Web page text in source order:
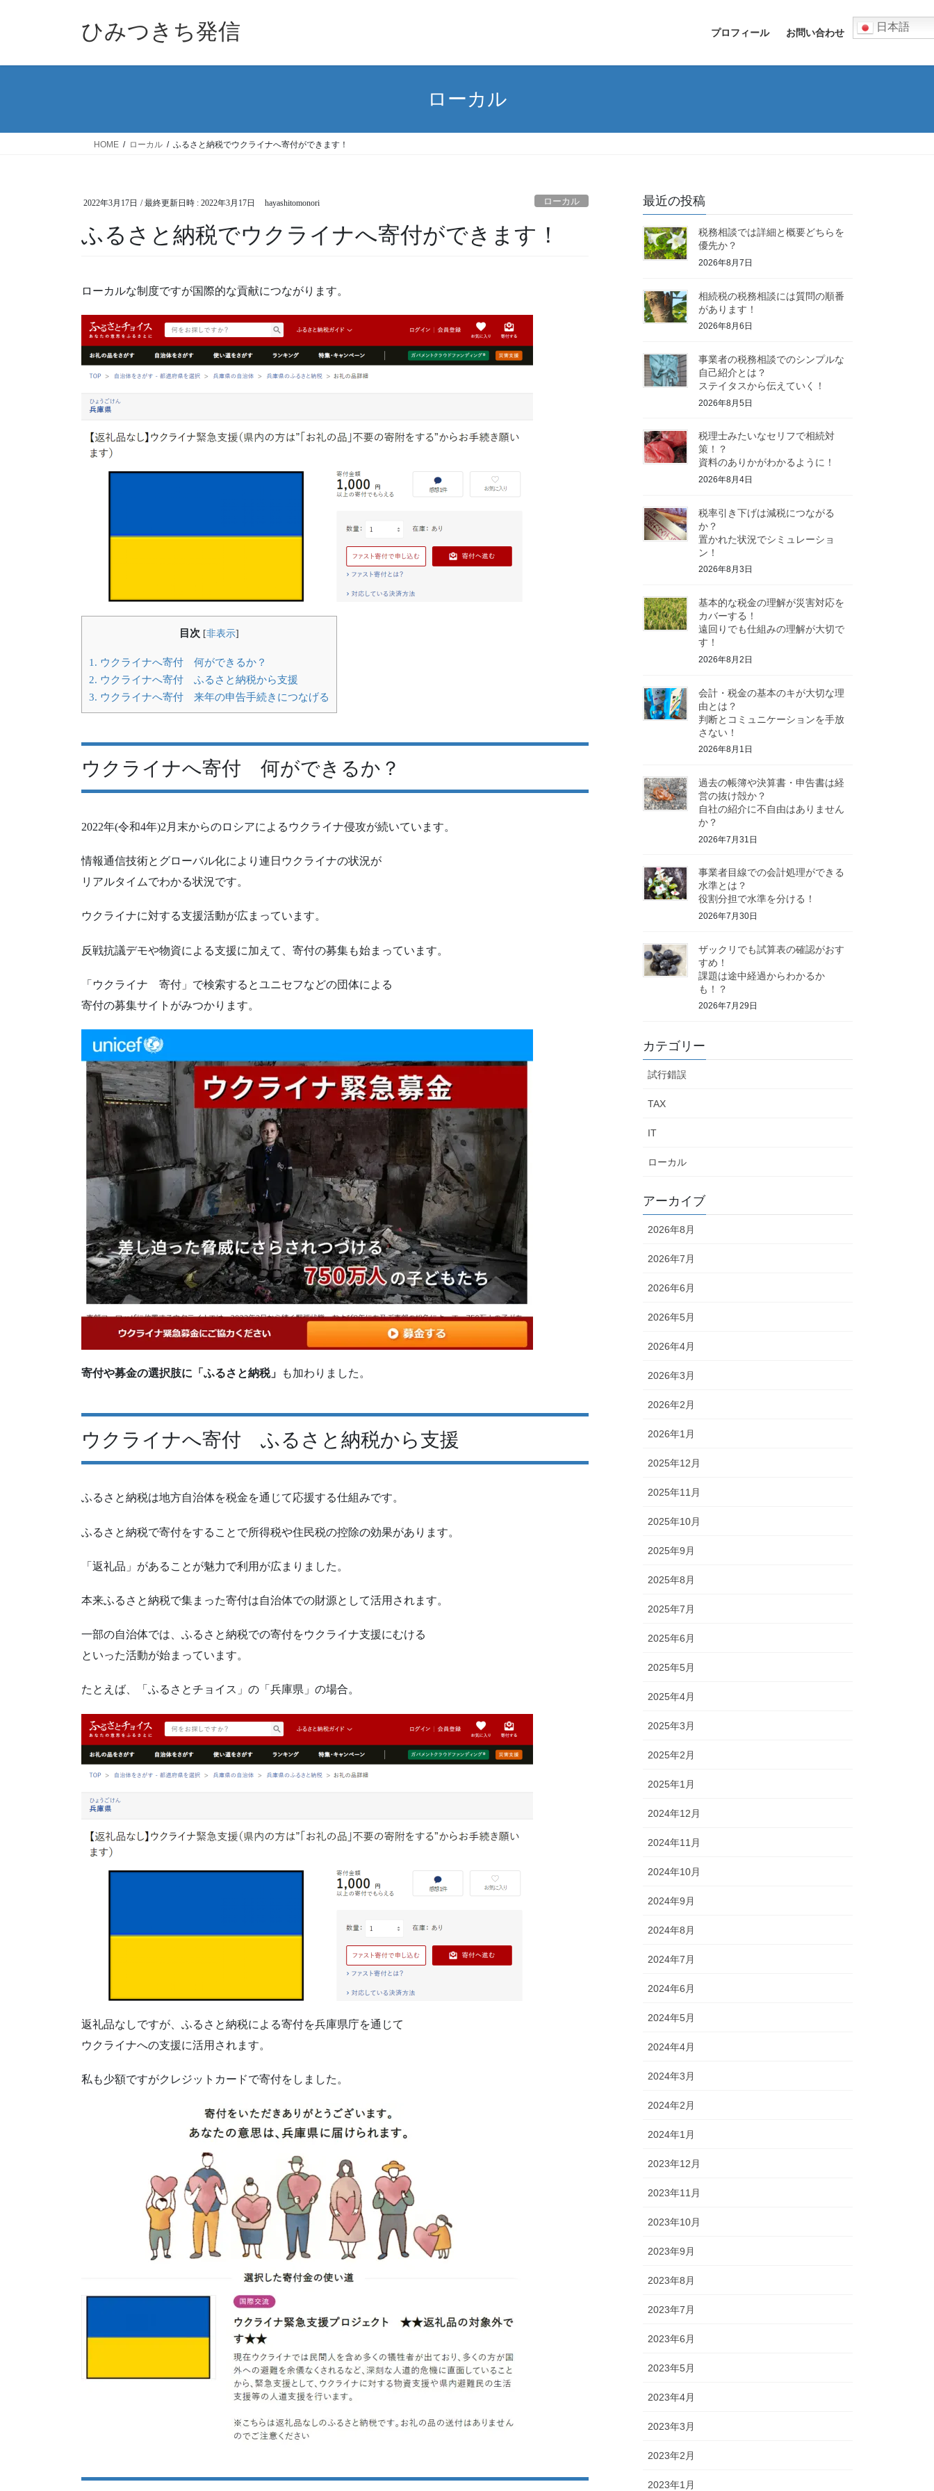
ひみつきち発信 プロフィール お問い合わせ
日本語
ローカル
HOME ローカル ふるさと納税でウクライナへ寄付ができます！
2022年3月17日 / 最終更新日時 : 2022年3月17日 hayashitomonori ローカル
ふるさと納税でウクライナへ寄付ができます！
ローカルな制度ですが国際的な貢献につながります。
目次 [非表示]
1. ウクライナへ寄付 何ができるか？
2. ウクライナへ寄付 ふるさと納税から支援
3. ウクライナへ寄付 来年の申告手続きにつなげる
ウクライナへ寄付 何ができるか？
2022年(令和4年)2月末からのロシアによるウクライナ侵攻が続いています。
情報通信技術とグローバル化により連日ウクライナの状況が
リアルタイムでわかる状況です。
ウクライナに対する支援活動が広まっています。
反戦抗議デモや物資による支援に加えて、寄付の募集も始まっています。
「ウクライナ 寄付」で検索するとユニセフなどの団体による
寄付の募集サイトがみつかります。
寄付や募金の選択肢に「ふるさと納税」 も加わりました。
ウクライナへ寄付 ふるさと納税から支援
ふるさと納税は地方自治体を税金を通じて応援する仕組みです。
ふるさと納税で寄付をすることで所得税や住民税の控除の効果があります。
「返礼品」があることが魅力で利用が広まりました。
本来ふるさと納税で集まった寄付は自治体での財源として活用されます。
一部の自治体では、ふるさと納税での寄付をウクライナ支援にむける
といった活動が始まっています。
たとえば、「ふるさとチョイス」の「兵庫県」の場合。
返礼品なしですが、ふるさと納税による寄付を兵庫県庁を通じて
ウクライナへの支援に活用されます。
私も少額ですがクレジットカードで寄付をしました。
最近の投稿
税務相談では詳細と概要どちらを
優先か？
2026年8月7日
相続税の税務相談には質問の順番
があります！
2026年8月6日
事業者の税務相談でのシンプルな
自己紹介とは？
ステイタスから伝えていく！
2026年8月5日
税理士みたいなセリフで相続対
策！？
資料のありかがわかるように！
2026年8月4日
税率引き下げは減税につながる
か？
置かれた状況でシミュレーショ
ン！
2026年8月3日
基本的な税金の理解が災害対応を
カバーする！
遠回りでも仕組みの理解が大切で
す！
2026年8月2日
会計・税金の基本のキが大切な理
由とは？
判断とコミュニケーションを手放
さない！
2026年8月1日
過去の帳簿や決算書・申告書は経
営の抜け殻か？
自社の紹介に不自由はありません
か？
2026年7月31日
事業者目線での会計処理ができる
水準とは？
役割分担で水準を分ける！
2026年7月30日
ザックリでも試算表の確認がおす
すめ！
課題は途中経過からわかるか
も！？
2026年7月29日
カテゴリー
試行錯誤
TAX
IT
ローカル
アーカイブ
2026年8月
2026年7月
2026年6月
2026年5月
2026年4月
2026年3月
2026年2月
2026年1月
2025年12月
2025年11月
2025年10月
2025年9月
2025年8月
2025年7月
2025年6月
2025年5月
2025年4月
2025年3月
2025年2月
2025年1月
2024年12月
2024年11月
2024年10月
2024年9月
2024年8月
2024年7月
2024年6月
2024年5月
2024年4月
2024年3月
2024年2月
2024年1月
2023年12月
2023年11月
2023年10月
2023年9月
2023年8月
2023年7月
2023年6月
2023年5月
2023年4月
2023年3月
2023年2月
2023年1月